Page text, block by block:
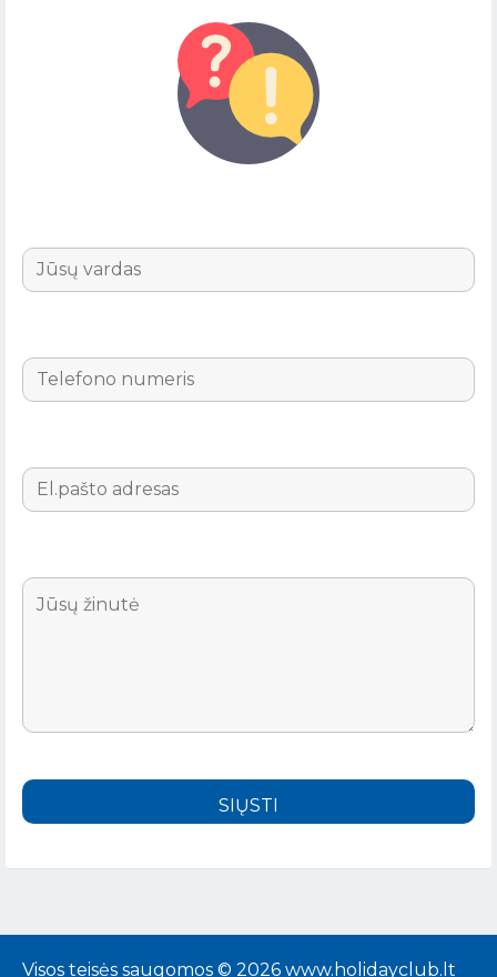
Visos teisės saugomos © 2026 www.holidayclub.lt